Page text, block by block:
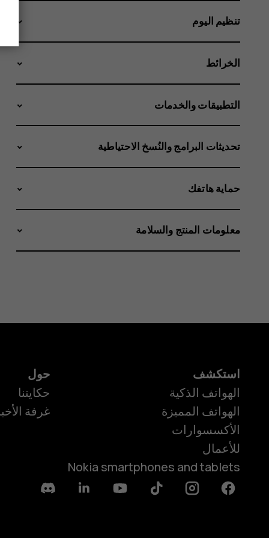
تنظيم اليوم
الخرائط
التطبيقات والخدمات
تحديثات البرامج والنُسخ الاحتياطية
حماية هاتفك
معلومات المنتج والسلامة
استكشف
الهواتف الذكية
الهواتف المميزة
الأكسسوارات
للأعمال
Nokia smartphones and tablets
حول
حكايتنا
غرفة
Facebook
Instagram
Tiktok
Youtube
Linkedin
Discord